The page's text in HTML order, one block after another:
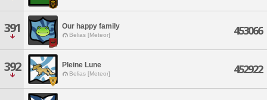
391 Our happy family
Belias [Meteor] 453066
392 Pleine Lune
Belias [Meteor] 452922